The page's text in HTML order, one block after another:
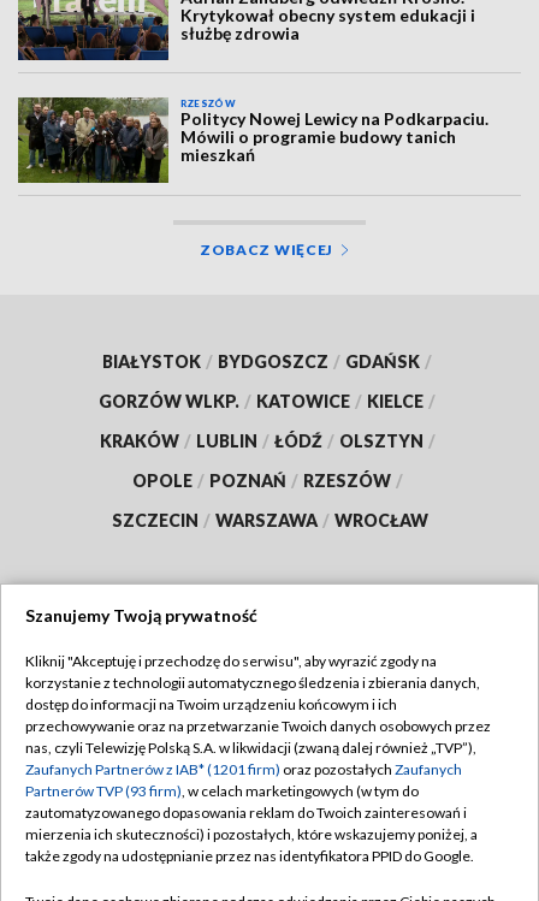
Krytykował obecny system edukacji i
służbę zdrowia
RZESZÓW
Politycy Nowej Lewicy na Podkarpaciu.
Mówili o programie budowy tanich
mieszkań
ZOBACZ WIĘCEJ
BIAŁYSTOK / BYDGOSZCZ / GDAŃSK /
GORZÓW WLKP. / KATOWICE / KIELCE /
KRAKÓW / LUBLIN / ŁÓDŹ / OLSZTYN /
OPOLE / POZNAŃ / RZESZÓW /
SZCZECIN / WARSZAWA / WROCŁAW
TVP
Abonament TVP
Emisja w TVP
Centrum informacji TVP
Naziemna Telewizja Cyfrowa
Regulamin TVP
Polityka prywatności
Moje zgody
Pomoc
Szanujemy Twoją prywatność
Kliknij "Akceptuję i przechodzę do serwisu", aby wyrazić zgody na
korzystanie z technologii automatycznego śledzenia i zbierania danych,
dostęp do informacji na Twoim urządzeniu końcowym i ich
przechowywanie oraz na przetwarzanie Twoich danych osobowych przez
nas, czyli Telewizję Polską S.A. w likwidacji (zwaną dalej również „TVP”),
Zaufanych Partnerów z IAB* (1201 firm) oraz pozostałych Zaufanych
Partnerów TVP (93 firm), w celach marketingowych (w tym do
zautomatyzowanego dopasowania reklam do Twoich zainteresowań i
mierzenia ich skuteczności) i pozostałych, które wskazujemy poniżej, a
także zgody na udostępnianie przez nas identyfikatora PPID do Google.